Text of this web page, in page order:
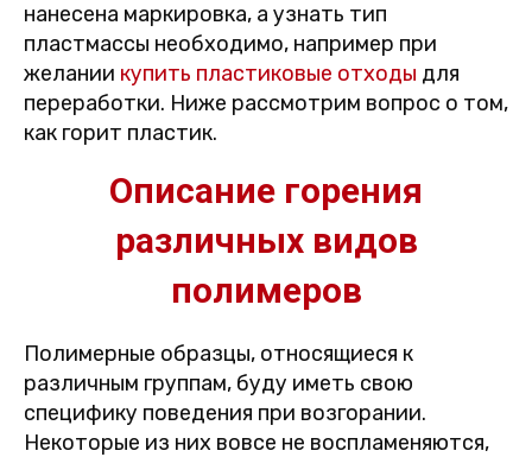
нанесена маркировка, а узнать тип
пластмассы необходимо, например при
желании купить пластиковые отходы для
переработки. Ниже рассмотрим вопрос о том,
как горит пластик.
Описание горения
различных видов
полимеров
Полимерные образцы, относящиеся к
различным группам, буду иметь свою
специфику поведения при возгорании.
Некоторые из них вовсе не воспламеняются,